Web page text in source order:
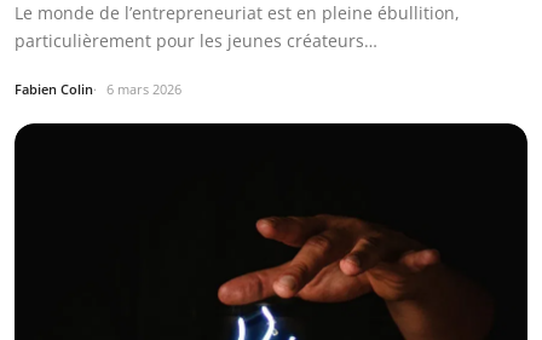
Le monde de l’entrepreneuriat est en pleine ébullition,
particulièrement pour les jeunes créateurs…
Fabien Colin 6 mars 2026